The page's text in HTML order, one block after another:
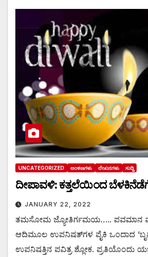
UNCATEGORIZED ಅಂಕಣಗಳು ಲೇಖನಗಳು ಸುದ್ದಿ
ದೀಪಾವಳಿ: ಕತ್ತಲೆಯಿಂದ
JANUARY 22, 2022
ತಮಸೋಮ ಜ್ಯೋತಿರ್ಗಮಯ….. ಪವಮಾನ
ಆದಿಮೂಲ ಉಪನಿಷತ್‌ಗಳ ಪೈಕಿ ಒಂದಾದ
ಉಪನಿಷತ್ತಿನ ಪವಿತ್ರ ಶ್ಲೋಕ. ಪ್ರತಿಯೊಂದು